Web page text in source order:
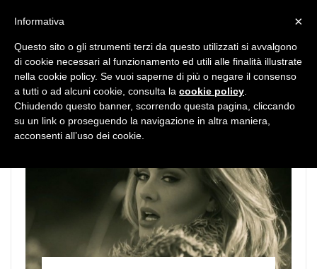
×
Informativa
Questo sito o gli strumenti terzi da questo utilizzati si avvalgono
di cookie necessari al funzionamento ed utili alle finalità illustrate
nella cookie policy. Se vuoi saperne di più o negare il consenso
a tutti o ad alcuni cookie, consulta la cookie policy
Chiudendo questo banner, scorrendo questa pagina, cliccando
su un link o proseguendo la navigazione in altra maniera,
acconsenti all’uso dei cookie.